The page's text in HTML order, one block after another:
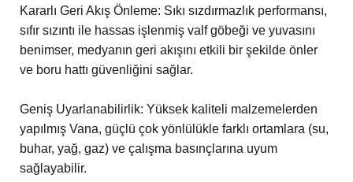
Kararlı Geri Akış Önleme: Sıkı sızdırmazlık performansı,
sıfır sızıntı ile hassas işlenmiş valf göbeği ve yuvasını
benimser, medyanın geri akışını etkili bir şekilde önler
ve boru hattı güvenliğini sağlar.
Geniş Uyarlanabilirlik: Yüksek kaliteli malzemelerden
yapılmış Vana, güçlü çok yönlülükle farklı ortamlara (su,
buhar, yağ, gaz) ve çalışma basınçlarına uyum
sağlayabilir.